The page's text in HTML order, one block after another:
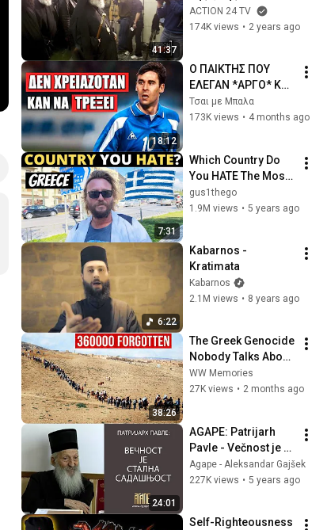
41:37
μακαριστού
Αρχιεπισκόπου Χρι
ACTION 24
ACTION 24 TV
174K views • 2 years ago
18:12
Ο ΠΑΙΚΤΗΣ ΠΟΥ
ΕΛΕΓΑΝ *ΑΡΓΟ* ΚΑΙ
ΤΟΥΣ ΞΕΓΕΛΑΣΕ
ΟΛΟΥΣ! | Βασίλης
Τσαι με Μπαλα
173K views • 4 months ago
7:31
Which Country Do
You HATE The Most?
| GREECE
gus1thego
1.9M views • 5 years ago
6:22
Kabarnos -
Kratimata
Kabarnos
2.1M views • 8 years ago
38:26
The Greek Genocide
Nobody Talks About
— 360,000 People
Erased From
WW Memories
27K views • 2 months ago
24:01
AGAPE: Patrijarh
Pavle - Večnost je
stalna sadašnjost
(Septembar 2005)
Agape - Aleksandar Gajšek
227K views • 5 years ago
Self-Righteousness